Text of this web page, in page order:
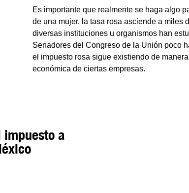
Es importante que realmente se haga algo
de una mujer, la tasa rosa asciende a miles
diversas instituciones u organismos han
Senadores del Congreso de la Unión poco
el impuesto rosa sigue existiendo de
económica de ciertas empresas.
impuesto a